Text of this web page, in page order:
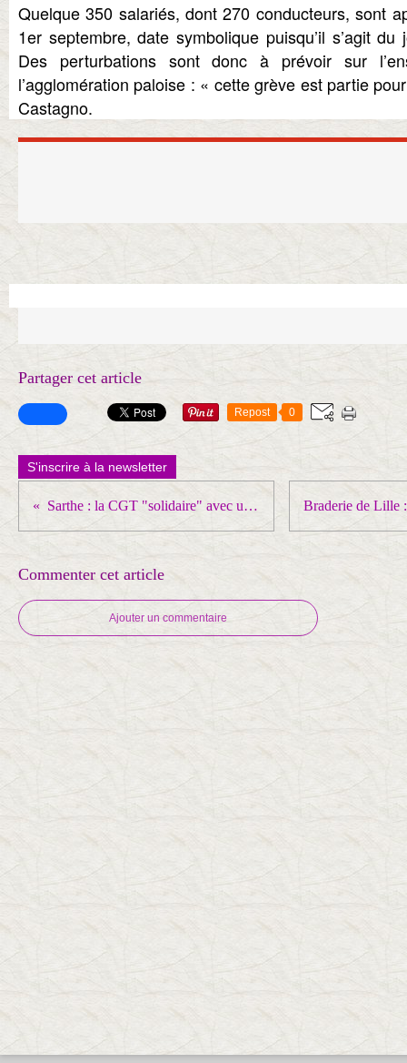
Quelque 350 salariés, dont 270 conducteurs, sont
1er septembre, date symbolique puisqu’il s’agit
Des perturbations sont donc à prévoir sur
l’agglomération paloise : « cette grève est partie
Castagno.
Partager cet article
Repost 0
S'inscrire à la newsletter
Sarthe : la CGT "solidaire" avec un salarié menacé de licenciement
Commenter cet article
Ajouter un commentaire